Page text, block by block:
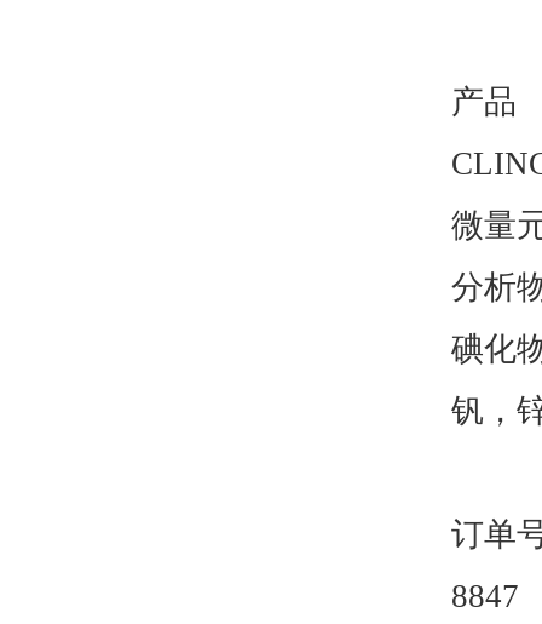
产品
微量
分析
碘化
钒，
订单